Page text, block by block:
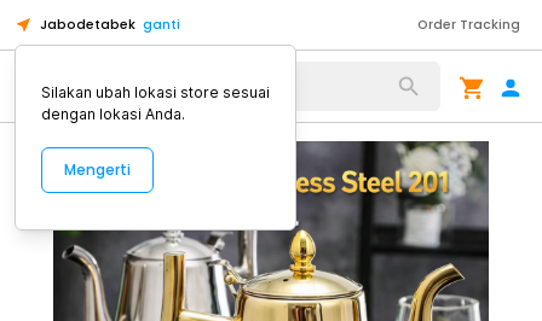
Jabodetabek ganti Order Tracking
Alat Kopi
Silakan ubah lokasi store sesuai
dengan lokasi Anda.
Mengerti